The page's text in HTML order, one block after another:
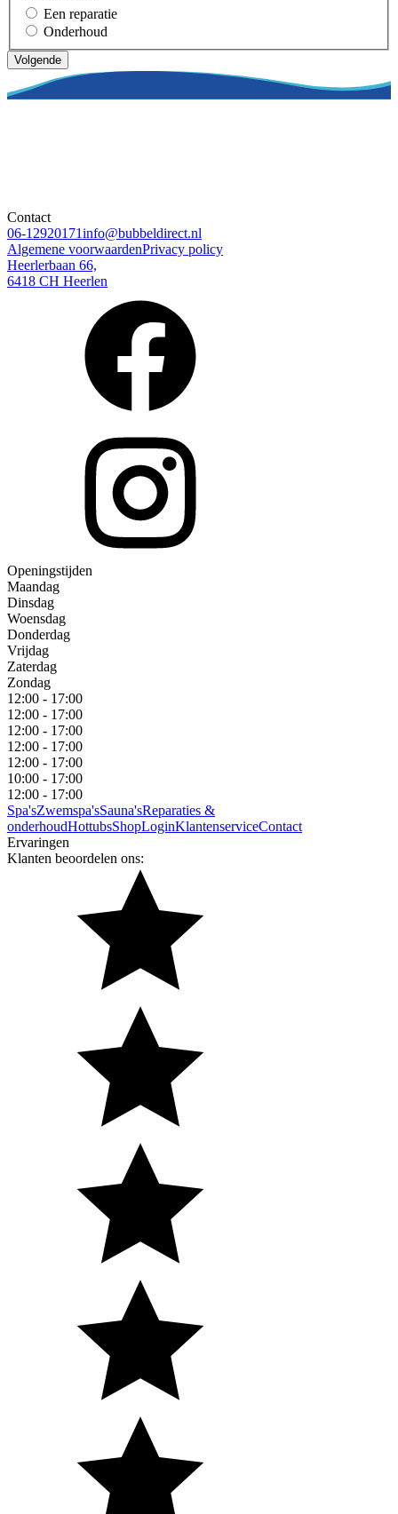
Een reparatie
Onderhoud
Volgende
Contact
06-12920171info@bubbeldirect.nl
Algemene voorwaardenPrivacy policy
Heerlerbaan 66,
6418 CH Heerlen
Openingstijden
Maandag
Dinsdag
Woensdag
Donderdag
Vrijdag
Zaterdag
Zondag
12:00 - 17:00
12:00 - 17:00
12:00 - 17:00
12:00 - 17:00
12:00 - 17:00
10:00 - 17:00
12:00 - 17:00
Spa'sZwemspa'sSauna'sReparaties &
onderhoudHottubsShopLoginKlantenserviceContact
Ervaringen
Klanten beoordelen ons: